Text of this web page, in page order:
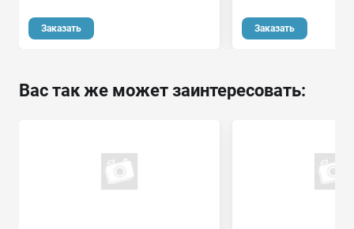
Заказать Заказать
Вас так же может заинтересовать: